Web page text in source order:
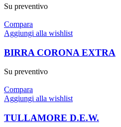
Su preventivo
Compara
Aggiungi alla wishlist
BIRRA CORONA EXTRA
Su preventivo
Compara
Aggiungi alla wishlist
TULLAMORE D.E.W.